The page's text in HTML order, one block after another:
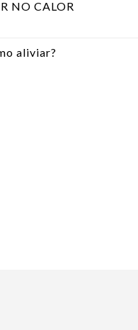
NO CALOR
aliviar?